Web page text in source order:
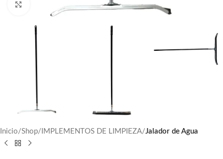
Click to enlarge
Inicio Shop IMPLEMENTOS DE LIMPIEZA Jalador de Agua